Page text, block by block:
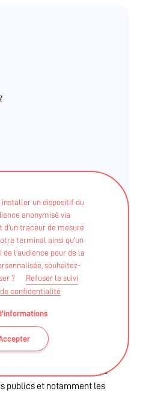
installer un dispositif du
anonymisé via
d’un traceur de mesure
terminal ainsi qu’un
l’audience pour de la
souhaitez-
?
Refuser le suivi
confidentialité
et clubs privés..)
adaptées en Pays
publics et notamment les